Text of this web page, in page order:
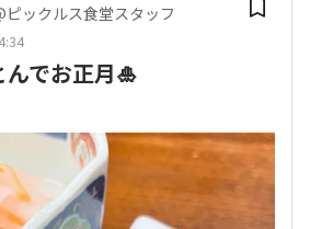
ピックルス食堂スタッフ
んでお正月🎍